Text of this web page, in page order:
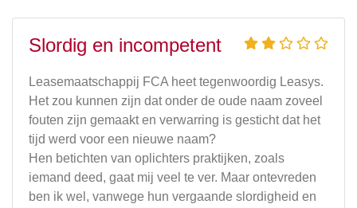
Slordig en incompetent
Leasemaatschappij FCA heet tegenwoordig Leasys.
Het zou kunnen zijn dat onder de oude naam zoveel
fouten zijn gemaakt en verwarring is gesticht dat het
tijd werd voor een nieuwe naam?
Hen betichten van oplichters praktijken, zoals
iemand deed, gaat mij veel te ver. Maar ontevreden
ben ik wel, vanwege hun vergaande slordigheid en